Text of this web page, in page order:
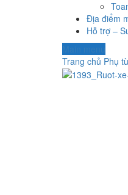
Địa điểm
Hỗ trợ –
Trang chủ Phụ